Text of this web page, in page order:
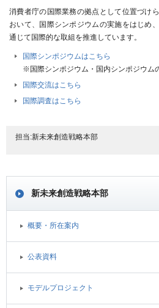
消費者庁の国際業務の拠点として位置づけ
おいて、国際シンポジウムの実施をはじめ
通じて国際的な取組を推進しています。
国際シンポジウムはこちら
※国際シンポジウム・国内シンポジウム
国際交流はこちら
国際調査はこちら
担当:新未来創造戦略本部
新未来創造戦略本部
概要・所在案内
公表資料
モデルプロジェクト